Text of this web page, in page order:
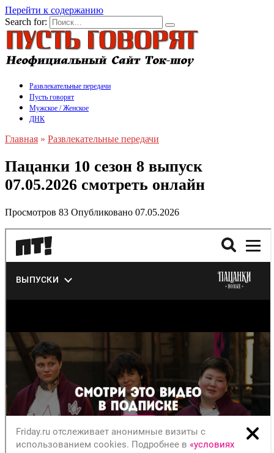
Перейти к содержанию
Search for:
Развлекательные передачи
Пусть говорят
Мужское / Женское
ДНК
Главная » Развлекательные передачи
Пацанки 10 сезон 8 выпуск
07.05.2026 смотреть онлайн
Просмотров 83 Опубликовано 07.05.2026